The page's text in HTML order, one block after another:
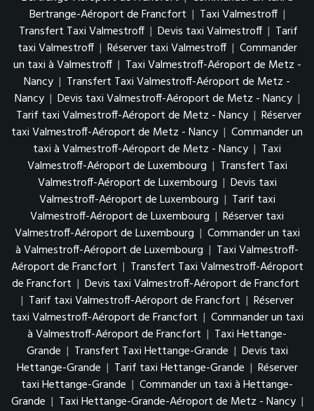
Bertrange-Aéroport de Francfort | Taxi Valmestroff |
Transfert Taxi Valmestroff | Devis taxi Valmestroff | Tarif
taxi Valmestroff | Réserver taxi Valmestroff | Commander
un taxi à Valmestroff | Taxi Valmestroff-Aéroport de Metz -
Nancy | Transfert Taxi Valmestroff-Aéroport de Metz -
Nancy | Devis taxi Valmestroff-Aéroport de Metz - Nancy |
Tarif taxi Valmestroff-Aéroport de Metz - Nancy | Réserver
taxi Valmestroff-Aéroport de Metz - Nancy | Commander un
taxi à Valmestroff-Aéroport de Metz - Nancy | Taxi
Valmestroff-Aéroport de Luxembourg | Transfert Taxi
Valmestroff-Aéroport de Luxembourg | Devis taxi
Valmestroff-Aéroport de Luxembourg | Tarif taxi
Valmestroff-Aéroport de Luxembourg | Réserver taxi
Valmestroff-Aéroport de Luxembourg | Commander un taxi
à Valmestroff-Aéroport de Luxembourg | Taxi Valmestroff-
Aéroport de Francfort | Transfert Taxi Valmestroff-Aéroport
de Francfort | Devis taxi Valmestroff-Aéroport de Francfort
| Tarif taxi Valmestroff-Aéroport de Francfort | Réserver
taxi Valmestroff-Aéroport de Francfort | Commander un taxi
à Valmestroff-Aéroport de Francfort | Taxi Hettange-
Grande | Transfert Taxi Hettange-Grande | Devis taxi
Hettange-Grande | Tarif taxi Hettange-Grande | Réserver
taxi Hettange-Grande | Commander un taxi à Hettange-
Grande | Taxi Hettange-Grande-Aéroport de Metz - Nancy |